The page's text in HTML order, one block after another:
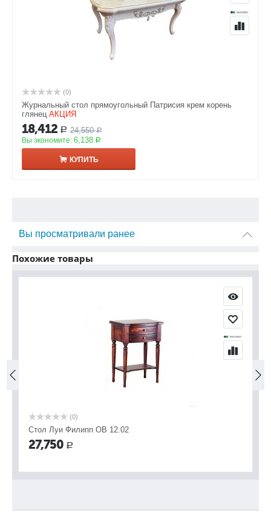
(0)
Журнальный стол прямоугольный Патрисия крем корень
глянец АКЦИЯ
18,412 Р 24,550 Р
Вы экономите: 6,138 Р
КУПИТЬ
Вы просматривали ранее
Похожие товары
(0)
Стол Луи Филипп ОВ 12.02
27,750 Р